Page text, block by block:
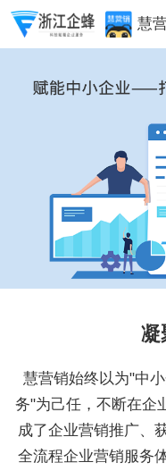
慧
凝
慧营销始终以为"中
务"为己任，不断在企
成了企业营销推广、
全流程企业营销服务